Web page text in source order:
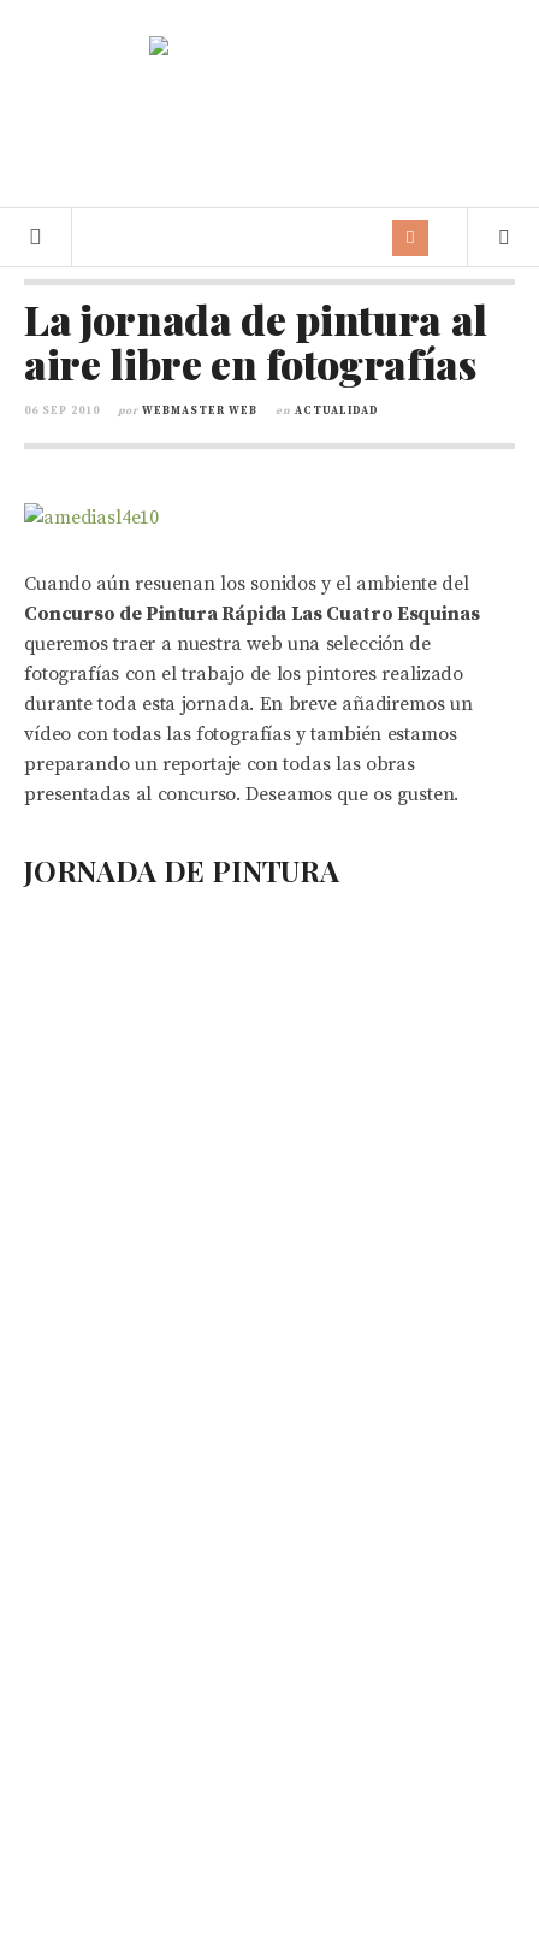
La jornada de pintura al
aire libre en fotografías
06 SEP 2010 por WEBMASTER WEB en ACTUALIDAD
Cuando aún resuenan los sonidos y el ambiente del
Concurso de Pintura Rápida Las Cuatro Esquinas
queremos traer a nuestra web una selección de
fotografías con el trabajo de los pintores realizado
durante toda esta jornada. En breve añadiremos un
vídeo con todas las fotografías y también estamos
preparando un reportaje con todas las obras
presentadas al concurso. Deseamos que os gusten.
JORNADA DE PINTURA